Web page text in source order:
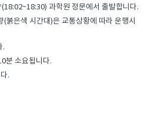
과학원 정문에서 출발합니다.
(붉은색 시간대)은 교통상황에 따라 운행시
.
분 소요됩니다.
.